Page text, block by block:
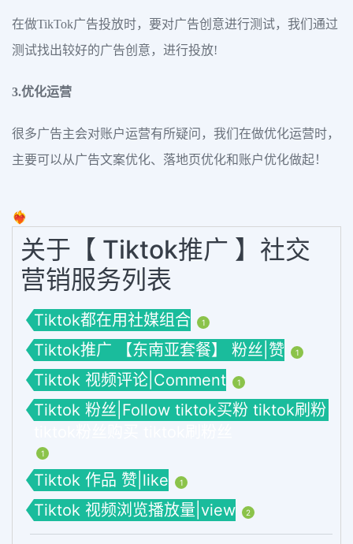
在做TikTok广告投放时，要对广告创意进行测试，我们通过
测试找出较好的广告创意，进行投放!
3.优化运营
很多广告主会对账户运营有所疑问，我们在做优化运营时，
主要可以从广告文案优化、落地页优化和账户优化做起！
❤️‍🔥
关于【 Tiktok推广 】社交
营销服务列表
Tiktok都在用社媒组合 1
Tiktok推广 【东南亚套餐】 粉丝|赞 1
Tiktok 视频评论|Comment 1
Tiktok 粉丝|Follow tiktok买粉 tiktok刷粉
1
Tiktok 作品 赞|like 1
Tiktok 视频浏览播放量|view 2